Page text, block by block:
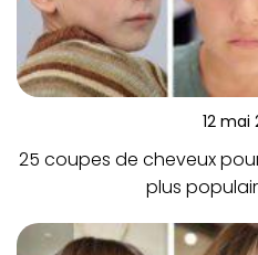
12 mai
25 coupes de cheveux
plus